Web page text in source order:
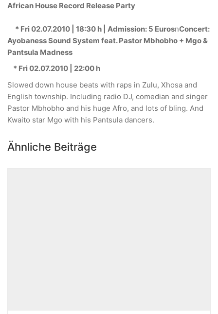
African House Record Release Party
* Fri 02.07.2010 | 18:30 h | Admission: 5 EurosnConcert:
Ayobaness Sound System feat. Pastor Mbhobho + Mgo &
Pantsula Madness
* Fri 02.07.2010 | 22:00 h
Slowed down house beats with raps in Zulu, Xhosa and
English township. Including radio DJ, comedian and singer
Pastor Mbhobho and his huge Afro, and lots of bling. And
Kwaito star Mgo with his Pantsula dancers.
Ähnliche Beiträge